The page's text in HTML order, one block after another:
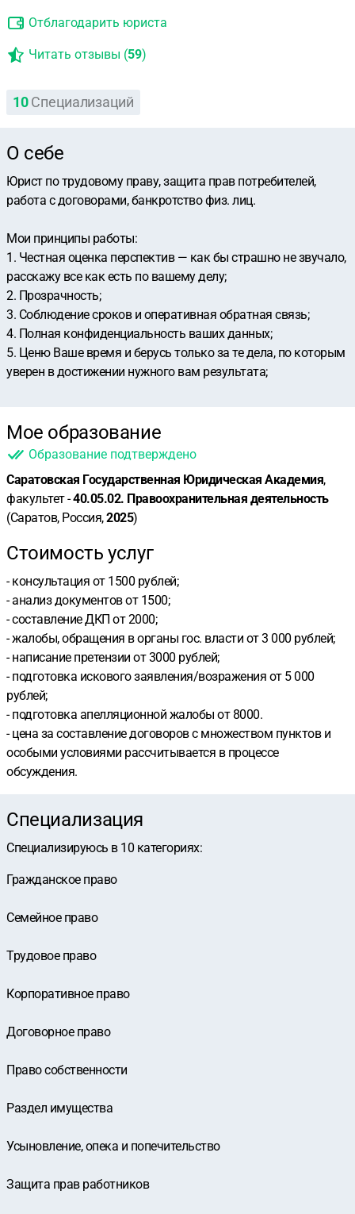
Отблагодарить юриста
Читать отзывы (59)
10 Специализаций
О себе
Юрист по трудовому праву, защита прав потребителей,
работа с договорами, банкротство физ. лиц.
Мои принципы работы:
1. Честная оценка перспектив — как бы страшно не звучало,
расскажу все как есть по вашему делу;
2. Прозрачность;
3. Соблюдение сроков и оперативная обратная связь;
4. Полная конфиденциальность ваших данных;
5. Ценю Ваше время и берусь только за те дела, по которым
уверен в достижении нужного вам результата;
Мое образование
Образование подтверждено
Саратовская Государственная Юридическая Академия,
факультет -40.05.02. Правоохранительная деятельность
(Саратов, Россия,2025)
Стоимость услуг
- консультация от 1500 рублей;
- анализ документов от 1500;
- составление ДКП от 2000;
- жалобы, обращения в органы гос. власти от 3 000 рублей;
- написание претензии от 3000 рублей;
- подготовка искового заявления/возражения от 5 000
рублей;
- подготовка апелляционной жалобы от 8000.
- цена за составление договоров с множеством пунктов и
особыми условиями рассчитывается в процессе
обсуждения.
Специализация
Специализируюсь в 10 категориях:
Гражданское право
Семейное право
Трудовое право
Корпоративное право
Договорное право
Право собственности
Раздел имущества
Усыновление, опека и попечительство
Защита прав работников